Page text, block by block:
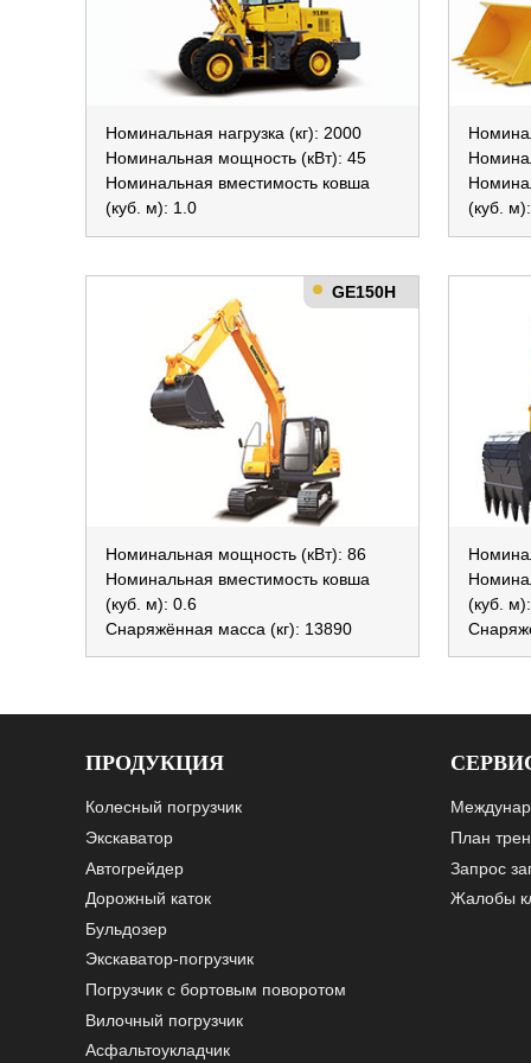
Номинальная нагрузка (кг): 2000
Номинальная мощность (кВт): 45
Номинальная вместимость ковша
(куб. м): 1.0
(куб.
GE150H
Номинальная мощность (кВт): 86
Номинальная вместимость ковша
(куб. м): 0.6
Снаряжённая масса (кг): 13890
(куб.
ПРОДУКЦИЯ
Колесный погрузчик
Экскаватор
Автогрейдер
Дорожный каток
Бульдозер
Экскаватор-погрузчик
Погрузчик с бортовым поворотом
Вилочный погрузчик
Асфальтоукладчик
План
Запрос
Жалобы